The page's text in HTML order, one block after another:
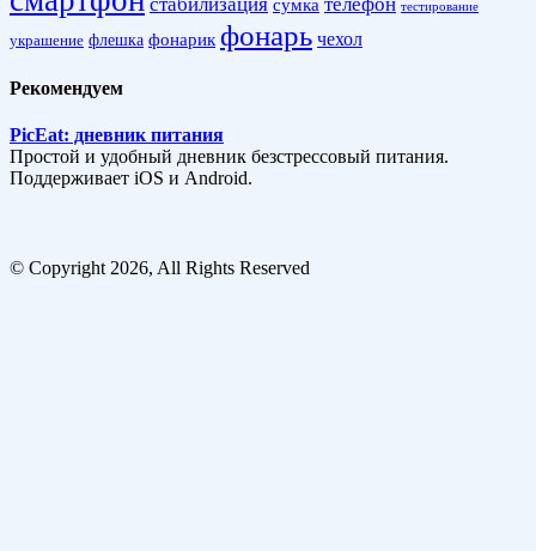
сумка тестирование
украшение флешка фонарик фонарь чехол
Рекомендуем
PicEat: дневник питания
Простой и удобный дневник безстрессовый питания.
Поддерживает iOS и Android.
© Copyright 2026, All Rights Reserved